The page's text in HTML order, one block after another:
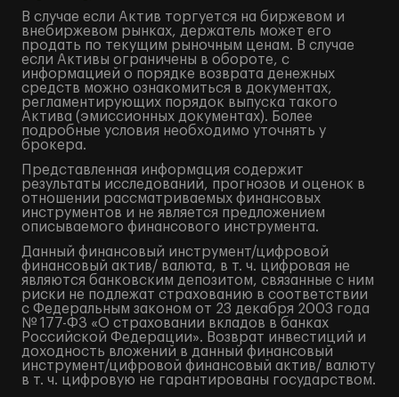
В случае если Актив торгуется на биржевом и
внебиржевом рынках, держатель может его
продать по текущим рыночным ценам. В случае
если Активы ограничены в обороте, с
информацией о порядке возврата денежных
средств можно ознакомиться в документах,
регламентирующих порядок выпуска такого
Актива (эмиссионных документах). Более
подробные условия необходимо уточнять у
брокера.
Представленная информация содержит
результаты исследований, прогнозов и оценок в
отношении рассматриваемых финансовых
инструментов и не является предложением
описываемого финансового инструмента.
Данный финансовый инструмент/цифровой
финансовый актив/ валюта, в т. ч. цифровая не
являются банковским депозитом, связанные с ним
риски не подлежат страхованию в соответствии
с Федеральным законом от 23 декабря 2003 года
№ 177-ФЗ «О страховании вкладов в банках
Российской Федерации». Возврат инвестиций и
доходность вложений в данный финансовый
инструмент/цифровой финансовый актив/ валюту
в т. ч. цифровую не гарантированы государством.